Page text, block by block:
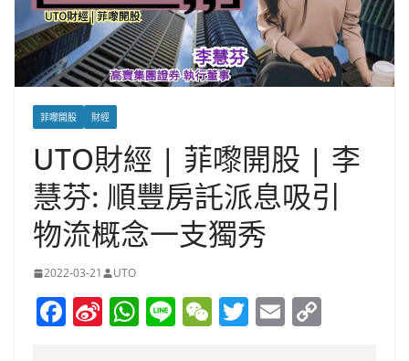
菲嚟開股 財經
UTO財經 | 菲嚟開股 | 李
慧芬: 順豐房託派息吸引
物流概念一支獨秀
2022-03-21 UTO
F Si W Li W T E